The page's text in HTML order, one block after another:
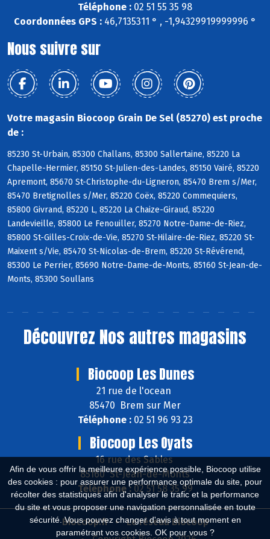
Afin de vous offrir la meilleure expérience possible, Biocoop utilise
des cookies : pour assurer une performance optimale du site, pour
récolter des statistiques afin d'analyser le trafic et la performance
du site et vous proposer une navigation personnalisée en toute
sécurité. Vous pouvez changer d'avis à tout moment en
paramétrant vos cookies. OK pour vous ?
Téléphone : 02 51 55 35 98
Coordonnées GPS : 46,7135311 ° , -1,94329919999996 °
Nous suivre sur
Votre magasin Biocoop Grain De Sel (85270) est proche
de :
85230 St-Urbain, 85300 Challans, 85300 Sallertaine, 85220 La
Chapelle-Hermier, 85150 St-Julien-des-Landes, 85150 Vairé, 85220
Apremont, 85670 St-Christophe-du-Ligneron, 85470 Brem s/Mer,
85470 Bretignolles s/Mer, 85220 Coëx, 85220 Commequiers,
85800 Givrand, 85220 L, 85220 La Chaize-Giraud, 85220
Landevieille, 85800 Le Fenouiller, 85270 Notre-Dame-de-Riez,
85800 St-Gilles-Croix-de-Vie, 85270 St-Hilaire-de-Riez, 85220 St-
Maixent s/Vie, 85470 St-Nicolas-de-Brem, 85220 St-Révérend,
85300 Le Perrier, 85690 Notre-Dame-de-Monts, 85160 St-Jean-de-
Monts, 85300 Soullans
Découvrez Nos autres magasins
Biocoop Les Dunes
21 rue de l'ocean
85470 Brem sur Mer
Téléphone :02 51 96 93 23
Biocoop Les Oyats
16 rue des Sables
85160 St-Jean-de-Monts
Téléphone :02 51 58 35 99
Biocoop.fr
Le réseau Biocoop